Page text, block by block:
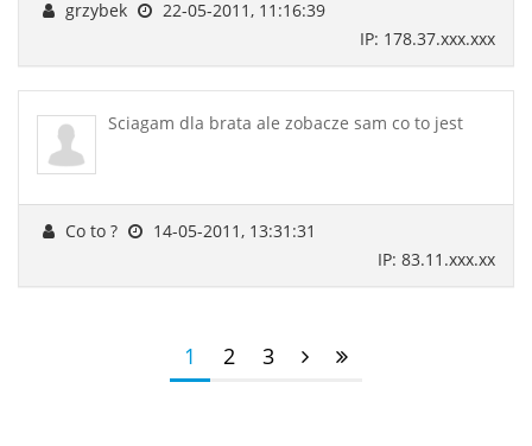
grzybek
22-05-2011, 11:16:39
IP: 178.37.xxx.xxx
Sciagam dla brata ale zobacze sam co to jest
Co to ?
14-05-2011, 13:31:31
IP: 83.11.xxx.xx
1 2 3